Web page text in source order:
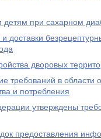
при сахарном
доставки
дворовых
требований в
и потребления
утверждены
предоставления